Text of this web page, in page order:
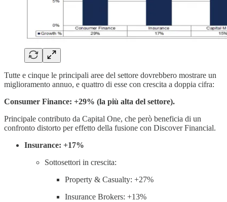
Tutte e cinque le principali aree del settore dovrebbero mostrare un
miglioramento annuo, e quattro di esse con crescita a doppia cifra:
Consumer Finance: +29% (la più alta del settore).
Principale contributo da Capital One, che però beneficia di un
confronto distorto per effetto della fusione con Discover Financial.
Insurance: +17%
Sottosettori in crescita:
Property & Casualty: +27%
Insurance Brokers: +13%